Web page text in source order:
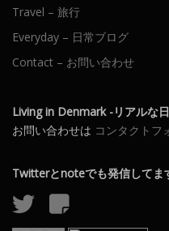
Travel – 旅行
Everyday – 日常ブログ
Contact – お問い合わせ
Living in Denmark -リアルな
お問い合わせは コンタクトフ
Twitterとnoteでも発信してま